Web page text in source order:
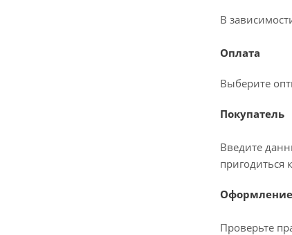
В
Оплата
Выберите
Покупатель
Введите
пригодиться
Оформление
Проверьте